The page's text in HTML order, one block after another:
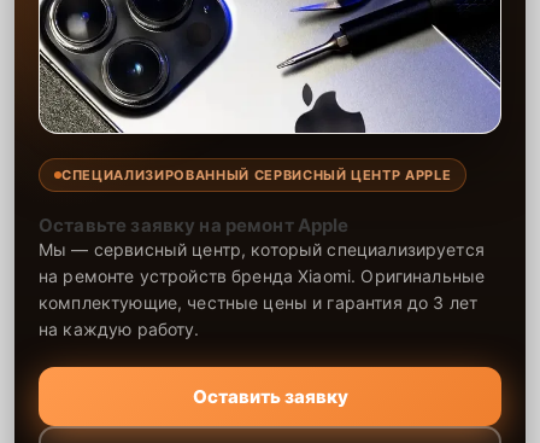
СПЕЦИАЛИЗИРОВАННЫЙ СЕРВИСНЫЙ ЦЕНТР APPLE
Оставьте заявку на ремонт Apple
Мы — сервисный центр, который специализируется
на ремонте устройств бренда Xiaomi. Оригинальные
комплектующие, честные цены и гарантия до 3 лет
на каждую работу.
Оставить заявку